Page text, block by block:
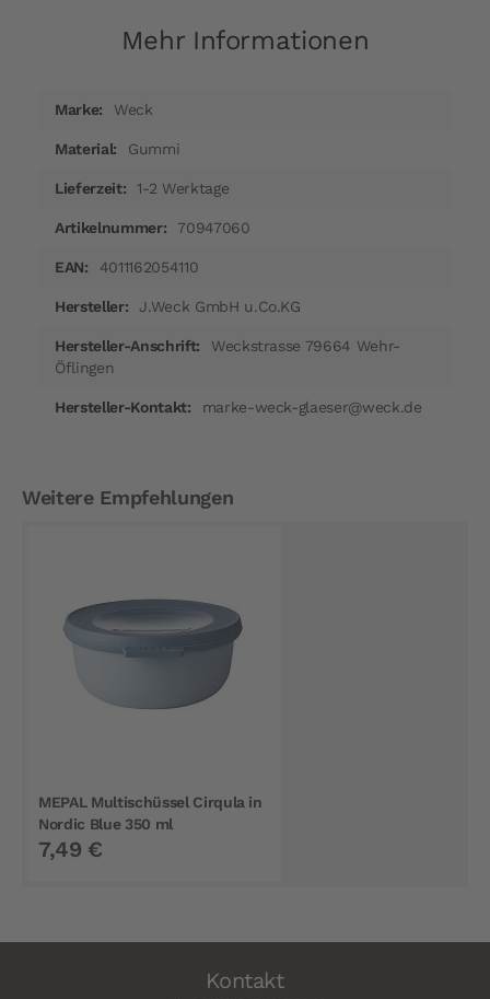
Mehr Informationen
InformationenWeck
Gummi
1-2 Werktage
70947060
4011162054110
J.Weck GmbH u.Co.KG
Weckstrasse 79664 Wehr-
Öflingen
marke-weck-glaeser@weck.de
Weitere Empfehlungen
MEPAL Multischüssel Cirqula in
Nordic Blue 350 ml
7,49 €
Kontakt